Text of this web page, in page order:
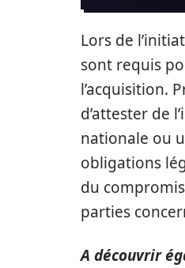
Lors de
sont requis
l’acquisition.
d’attester de
nationale ou
obligations
du
parties
A découvrir